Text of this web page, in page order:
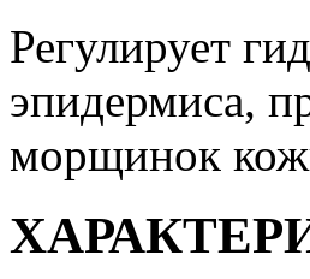
Регулирует
эпидермиса,
морщинок